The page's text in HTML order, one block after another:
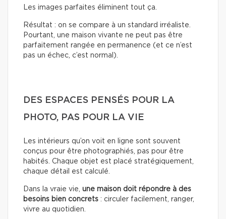
Les images parfaites éliminent tout ça.
Résultat : on se compare à un standard irréaliste.
Pourtant, une maison vivante ne peut pas être
parfaitement rangée en permanence (et ce n’est
pas un échec, c’est normal).
DES ESPACES PENSÉS POUR LA
PHOTO, PAS POUR LA VIE
Les intérieurs qu’on voit en ligne sont souvent
conçus pour être photographiés, pas pour être
habités. Chaque objet est placé stratégiquement,
chaque détail est calculé.
Dans la vraie vie, une maison doit répondre à des
besoins bien concrets : circuler facilement, ranger,
vivre au quotidien.